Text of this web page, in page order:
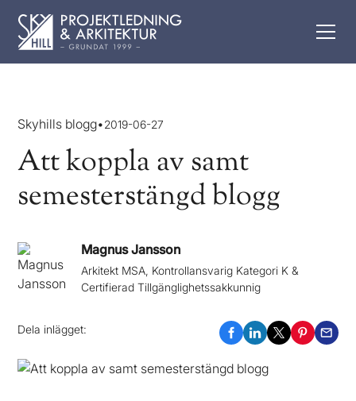
Skyhills blogg•2019-06-27
Att koppla av samt
semesterstängd blogg
Magnus Jansson
Arkitekt MSA, Kontrollansvarig Kategori K &
Certifierad Tillgänglighetssakkunnig
Dela inlägget: